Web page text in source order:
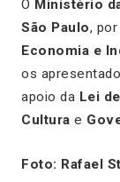
O Ministério
São Paulo,
Economia e
os
apoio da Lei
Cultura e
Foto: Rafael